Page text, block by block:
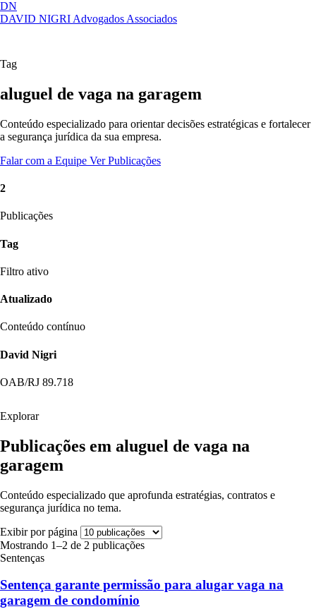
DN
DAVID NIGRI Advogados Associados
Artigos, sentenças, áreas de atuação,
Tag
aluguel de vaga na garagem
Conteúdo especializado para orientar decisões estratégicas e fortalecer
a segurança jurídica da sua empresa.
Falar com a Equipe Ver Publicações
2
Publicações
Tag
Filtro ativo
Atualizado
Conteúdo contínuo
David Nigri
OAB/RJ 89.718
Explorar
Publicações em aluguel de vaga na
garagem
Conteúdo especializado que aprofunda estratégias, contratos e
segurança jurídica no tema.
Exibir por página
Mostrando 1–2 de 2 publicações
Sentenças
Sentença garante permissão para alugar vaga na
garagem de condomínio